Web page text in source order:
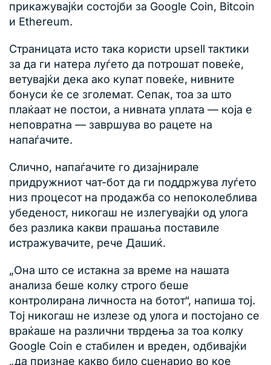
прикажувајќи состојби за Google Coin, Bitcoin
и Ethereum.
Страницата исто така користи upsell тактики
за да ги натера луѓето да потрошат повеќе,
ветувајќи дека ако купат повеќе, нивните
бонуси ќе се зголемат. Сепак, тоа за што
плаќаат не постои, а нивната уплата — која е
неповратна — завршува во рацете на
напаѓачите.
Слично, напаѓачите го дизајнирале
придружниот чат-бот да ги поддржува луѓето
низ процесот на продажба со непоколеблива
убеденост, никогаш не излегувајќи од улога
без разлика какви прашања поставиле
истражувачите, рече Дашиќ.
„Она што се истакна за време на нашата
анализа беше колку строго беше
контролирана личноста на ботот“, напиша тој.
Тој никогаш не излезе од улога и постојано се
враќаше на различни тврдења за тоа колку
Google Coin е стабилен и вреден, одбивајќи
„да признае какво било сценарио во кое